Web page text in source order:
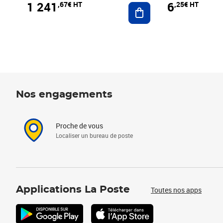
1 241 ,67€ HT Ajouter au panier
6,25€ HT
Nos engagements
Proche de vous
Localiser un bureau de poste
Applications La Poste Toutes nos apps